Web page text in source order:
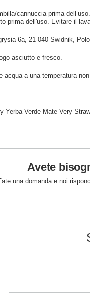
cannuccia prima
prima dell'uso. Evitare il
6a, 21-040 Świdnik,
asciutto e fresco.
acqua a una temperatura
Yerba Verde Mate Very
Avete
una domanda e noi